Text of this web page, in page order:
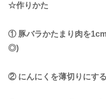
☆作りかた
① 豚バラかたまり肉を
◎)
② にんにくを薄切りにする